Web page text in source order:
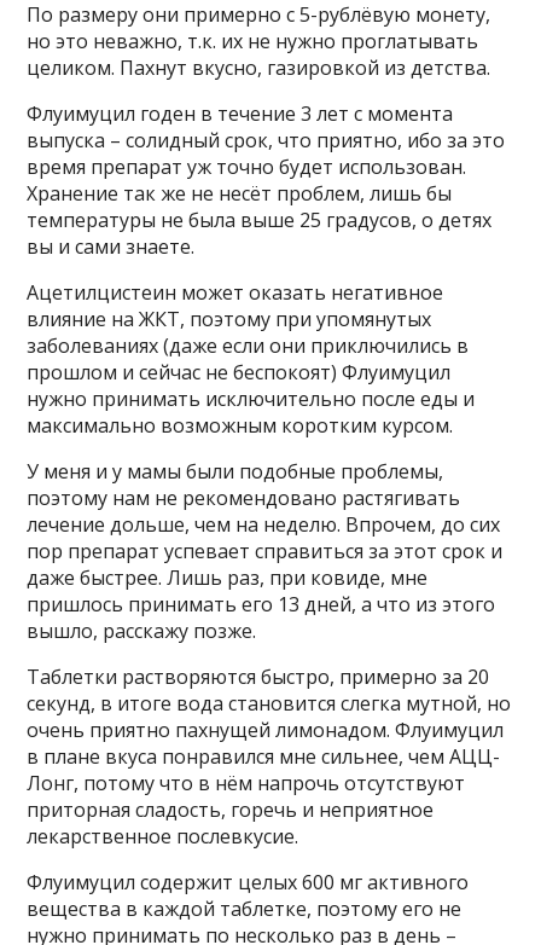
По размеру они примерно с 5-рублёвую монету,
но это неважно, т.к. их не нужно проглатывать
целиком. Пахнут вкусно, газировкой из детства.
Флуимуцил годен в течение 3 лет с момента
выпуска – солидный срок, что приятно, ибо за это
время препарат уж точно будет использован.
Хранение так же не несёт проблем, лишь бы
температуры не была выше 25 градусов, о детях
вы и сами знаете.
Ацетилцистеин может оказать негативное
влияние на ЖКТ, поэтому при упомянутых
заболеваниях (даже если они приключились в
прошлом и сейчас не беспокоят) Флуимуцил
нужно принимать исключительно после еды и
максимально возможным коротким курсом.
У меня и у мамы были подобные проблемы,
поэтому нам не рекомендовано растягивать
лечение дольше, чем на неделю. Впрочем, до сих
пор препарат успевает справиться за этот срок и
даже быстрее. Лишь раз, при ковиде, мне
пришлось принимать его 13 дней, а что из этого
вышло, расскажу позже.
Таблетки растворяются быстро, примерно за 20
секунд, в итоге вода становится слегка мутной, но
очень приятно пахнущей лимонадом. Флуимуцил
в плане вкуса понравился мне сильнее, чем АЦЦ-
Лонг, потому что в нём напрочь отсутствуют
приторная сладость, горечь и неприятное
лекарственное послевкусие.
Флуимуцил содержит целых 600 мг активного
вещества в каждой таблетке, поэтому его не
нужно принимать по несколько раз в день –